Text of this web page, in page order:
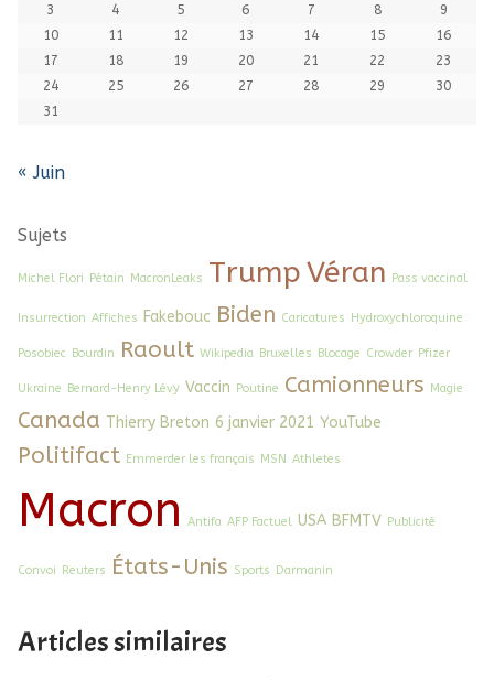
3
4 5 6 7 8
9
10
11 12 13 14 15
16
17
18 19 20 21 22
23
24
25 26 27 28 29
30
31
« Juin
Sujets
Michel Flori Pétain MacronLeaks TrumpVéran Pass vaccinal
Insurrection Affiches Fakebouc Biden Caricatures Hydroxychloroquine
Posobiec Bourdin Raoult Wikipedia Bruxelles Blocage Crowder Pfizer
Ukraine Bernard-Henry Lévy Vaccin Poutine Camionneurs Magie
Canada Thierry Breton 6 janvier 2021 YouTube
Politifact Emmerder les français MSN Athletes
Macron Antifa AFP Factuel USA BFMTV Publicité
Convoi Reuters États-Unis Sports Darmanin
Articles similaires